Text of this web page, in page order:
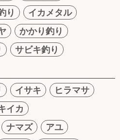
り
イカメタル
かかり釣り
サビキ釣り
イサキ
ヒラマサ
イカ
ナマズ
アユ